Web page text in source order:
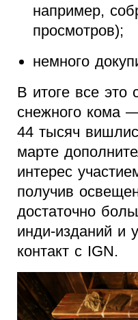
например,
просмотров);
немного
В итоге все это
снежного кома
44 тысяч
марте
интерес
получив
достаточно
инди-изданий и
контакт с IGN.